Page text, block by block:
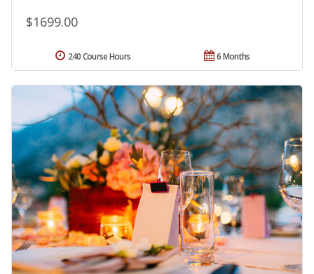
$1699.00
6 Months
240 Course Hours